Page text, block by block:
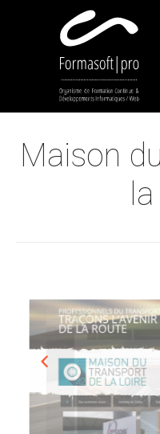
Maison
Cookies management panel